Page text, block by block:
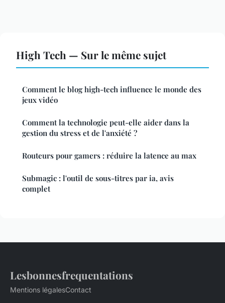
High Tech — Sur le même sujet
Comment le blog high-tech influence le monde des
jeux vidéo
Comment la technologie peut-elle aider dans la
gestion du stress et de l'anxiété ?
Routeurs pour gamers : réduire la latence au max
Submagic : l'outil de sous-titres par ia, avis
complet
Lesbonnesfrequentations
Mentions légalesContact